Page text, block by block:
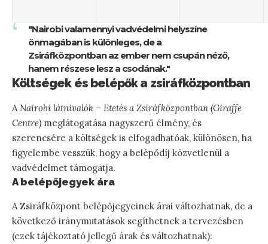
"Nairobi valamennyi vadvédelmi helyszíne
önmagában is különleges, de a
Zsiráfközpontban az ember nem csupán néző,
hanem részese lesz a csodának."
Költségek és belépők a zsiráfközpontban
ANairobi látnivalók – Etetés a Zsiráfközpontban (Giraffe
Centre) meglátogatása nagyszerű élmény, és
szerencsére a költségek is elfogadhatóak, különösen, ha
figyelembe vesszük, hogy a belépődíj közvetlenül a
vadvédelmet támogatja.
A belépőjegyek ára
A Zsiráfközpont belépőjegyeinek árai változhatnak, de a
következő iránymutatások segíthetnek a tervezésben
(ezek tájékoztató jellegű árak és változhatnak):